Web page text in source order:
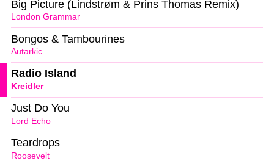
London Grammar
Big Picture (Lindstrøm & Prins Thomas Remix)
Autarkic
Bongos & Tambourines
Kreidler
Radio Island
Lord Echo
Just Do You
Roosevelt
Teardrops